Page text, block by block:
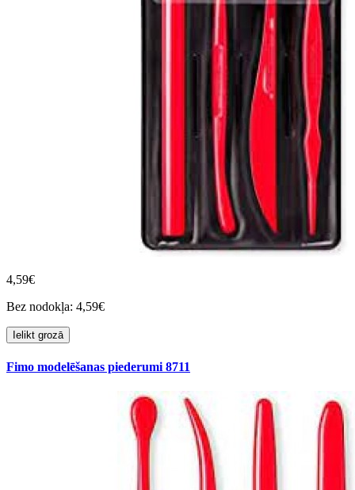
4,59€
Bez nodokļa: 4,59€
Ielikt grozā
Fimo modelēšanas piederumi 8711